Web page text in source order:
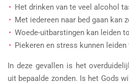
Het drinken van te veel alcohol
Met iedereen naar bed gaan kan
Woede-uitbarstingen kan leiden
Piekeren en stress kunnen
In deze gevallen is het
uit bepaalde zonden. Is het Gods